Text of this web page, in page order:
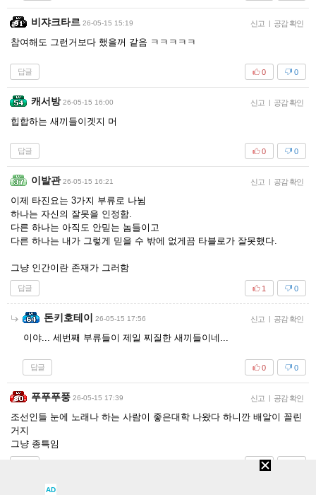
비쟈크타르 26-05-15 15:19 신고 | 공감 확인
참여해도 그런거보다 했을꺼 같음 ㅋㅋㅋㅋㅋ
답글 0
0
캐서방 26-05-15 16:00 신고 | 공감 확인
힙합하는 새끼들이겟지 머
답글 0
0
이발관 26-05-15 16:21 신고 | 공감 확인
이제 타진요는 3가지 부류로 나뉨
하나는 자신의 잘못을 인정함.
다른 하나는 아직도 안믿는 놈들이고
다른 하나는 내가 그렇게 믿을 수 밖에 없게끔 타블로가 잘못했다.
그냥 인간이란 존재가 그러함
답글 0
1
돈키호테이 26-05-15 17:56 신고 | 공감 확인
이야... 세번째 부류들이 제일 찌질한 새끼들이네...
답글 0
0
푸푸푸풍 26-05-15 17:39 신고 | 공감 확인
조선인들 눈에 노래나 하는 사람이 좋은대학 나왔다 하니깐 배알이 꼴린
거지
그냥 종특임
0
AD